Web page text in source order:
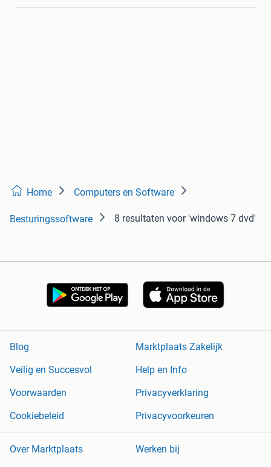
Home Computers en Software
Besturingssoftware 8 resultaten voor 'windows 7 dvd'
Blog
Marktplaats Zakelijk
Veilig en Succesvol
Help en Info
Voorwaarden
Privacyverklaring
Cookiebeleid
Privacyvoorkeuren
Over Marktplaats
Werken bij